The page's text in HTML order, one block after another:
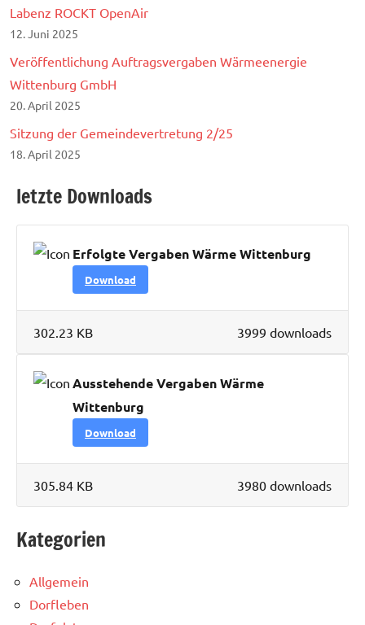
Labenz ROCKT OpenAir
12. Juni 2025
Veröffentlichung Auftragsvergaben Wärmeenergie
Wittenburg GmbH
20. April 2025
Sitzung der Gemeindevertretung 2/25
18. April 2025
letzte Downloads
Erfolgte Vergaben Wärme Wittenburg
Download
3999 downloads
302.23 KB
Ausstehende Vergaben Wärme
Wittenburg
Download
3980 downloads
305.84 KB
Kategorien
Allgemein
Dorfleben